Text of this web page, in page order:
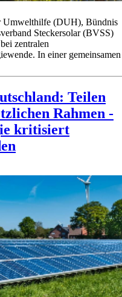
Umwelthilfe (DUH), Bündnis
Steckersolar (BVSS)
zentralen
In einer gemeinsamen
Teilen
Rahmen -
kritisiert